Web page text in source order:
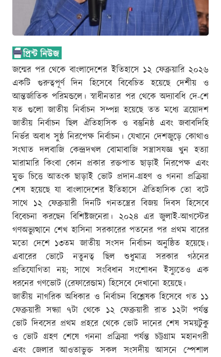
জন্মের পর থেকে বাংলাদেশের ইতিহাসে ১২ ফেব্রুয়ারি ২০২৬
একটি গুরুত্বপূর্ণ দিন হিসেবে বিবেচিত হয়েছে দেশীয় ও
আন্তর্জাতিক পরিমন্ডলে। স্বাধীনতার পর থেকে অদ্যাবধি দে-শে
যত গুলো জাতীয় নির্বাচন সম্পন্ন হয়েছে তত মধ্যে ত্রয়োদশ
জাতীয় নির্বাচন ছিল ঐতিহাসিক ও বস্তুনিষ্ঠ এবং জবাবদিহি
নির্ভর অবাধ সুষ্ঠ নিরপেক্ষ নির্বাচন। যেখানে দেশজুড়ে কোথাও
সংঘাত দলবাজি কেন্দ্রদখল বোমাবাজি সন্ত্রাসযজ্ঞ খুন হত্যা
মারামারি কিংবা কোন প্রকার রক্তপাত ছাড়াই নিরপেক্ষ এবং
মুক্ত চিত্তে আতংক ছাড়াই ভোট প্রদান-গ্রহণ ও গননা প্রক্রিয়া
শেষ হয়েছে যা বাংলাদেশের ইতিহাসে ঐতিহাসিক তো বটে
সাথে ১২ ফেব্রুয়ারী দিনটি গনতন্ত্রের বিজয় দিবস হিসেবে
বিবেচনা করছেন বিশিষ্টজনেরা। ২০২৪ এর জুলাই-আগস্টের
গণঅভ্যুত্থানে শেখ হাসিনা সরকারের পতনের পর প্রথম বারের
মতো দেশে ১৩তম জাতীয় সংসদ নির্বাচন অনুষ্ঠিত হয়েছে।
এবারের ভোটে নতুনত্ব ছিল শুধুমাত্র সরকার গঠনের
প্রতিযোগিতা নয়; সাথে সংবিধান সংশোধন ইস্যুতেও এক
ধরনের গণভোট (রেফারেন্ডাম) হিসেবে দেখানো হয়েছে।
জাতীয় নাগরিক অধিকার ও নির্বাচন বিশ্লেষক হিসেবে গত ১১
ফেব্রুয়ারী সন্ধ্যা ৭টা থেকে ১২ ফেব্রুয়ারী রাত ১২টা পর্যন্ত
ভোট দিবসের প্রথম প্রহরে থেকে ভোট দানের শেষ সময়টুকু
ও ভোট গ্রহণ শেষে গননা প্রক্রিয়া পর্যন্ত চট্টগ্রাম মহানগরী
এবং জেলার আওতাভুক্ত সকল সংসদীয় আসনে স্পেশাল